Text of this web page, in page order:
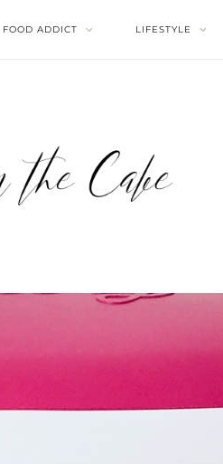
FOOD ADDICT LIFESTYLE